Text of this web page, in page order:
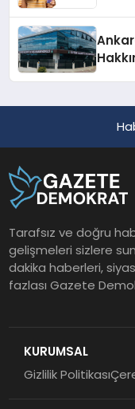
Tarafsız ve doğru
gelişmeleri sizlere
dakika haberleri,
fazlası Gazete
KURUMSAL
Gizlilik Politikası